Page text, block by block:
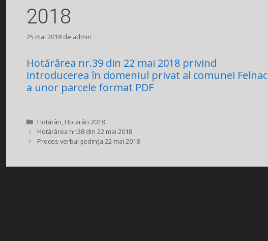
2018
25 mai 2018 de admin
Hotărârea nr.39 din 22 mai 2018 privind
introducerea în domeniul privat al comunei Felnac
a unor parcele format PDF
Categorii
Hotărâri, Hotărâri 2018
Hotărârea nr.38 din 22 mai 2018
Proces verbal ședința 22 mai 2018